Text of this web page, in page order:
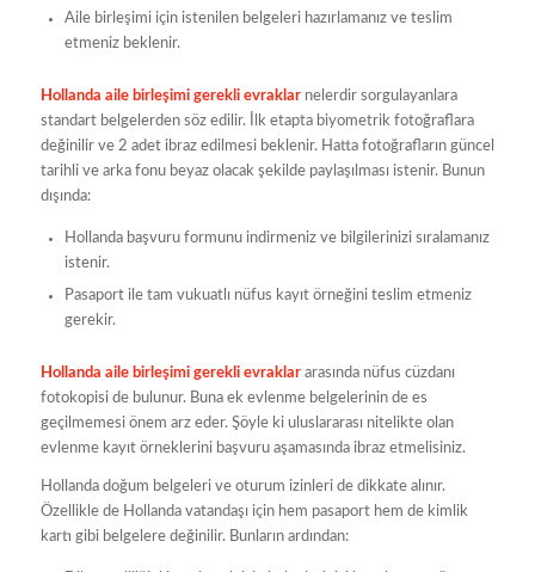
Aile birleşimi için istenilen belgeleri hazırlamanız ve teslim
etmeniz beklenir.
Hollanda aile birleşimi gerekli evraklar nelerdir sorgulayanlara
standart belgelerden söz edilir. İlk etapta biyometrik fotoğraflara
değinilir ve 2 adet ibraz edilmesi beklenir. Hatta fotoğrafların güncel
tarihli ve arka fonu beyaz olacak şekilde paylaşılması istenir. Bunun
dışında:
Hollanda başvuru formunu indirmeniz ve bilgilerinizi sıralamanız
istenir.
Pasaport ile tam vukuatlı nüfus kayıt örneğini teslim etmeniz
gerekir.
Hollanda aile birleşimi gerekli evraklar arasında nüfus cüzdanı
fotokopisi de bulunur. Buna ek evlenme belgelerinin de es
geçilmemesi önem arz eder. Şöyle ki uluslararası nitelikte olan
evlenme kayıt örneklerini başvuru aşamasında ibraz etmelisiniz.
Hollanda doğum belgeleri ve oturum izinleri de dikkate alınır.
Özellikle de Hollanda vatandaşı için hem pasaport hem de kimlik
kartı gibi belgelere değinilir. Bunların ardından: